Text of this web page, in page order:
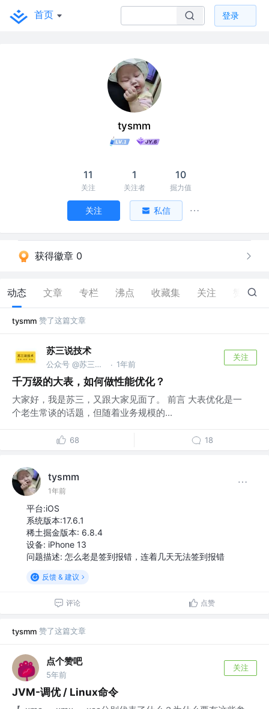
首页 登录
tysmm
11
关注
1
关注者
10
掘力值
关注 私信
获得徽章 0
动态 文章 专栏 沸点 收藏集 关注 6
tysmm 赞了这篇文章
苏三说技术
公众号 @苏三说技术｜susan.net.cn · 1年前
关注
千万级的大表，如何做性能优化？
大家好，我是苏三，又跟大家见面了。 前言 大表优化是一
个老生常谈的话题，但随着业务规模的...
68 18
tysmm
1年前
平台:iOS
系统版本:17.6.1
稀土掘金版本: 6.8.4
设备: iPhone 13
问题描述: 怎么老是签到报错，连着几天无法签到报错
反馈 & 建议
评论 点赞
tysmm 赞了这篇文章
点个赞吧
5年前
关注
JVM-调优 / Linux命令